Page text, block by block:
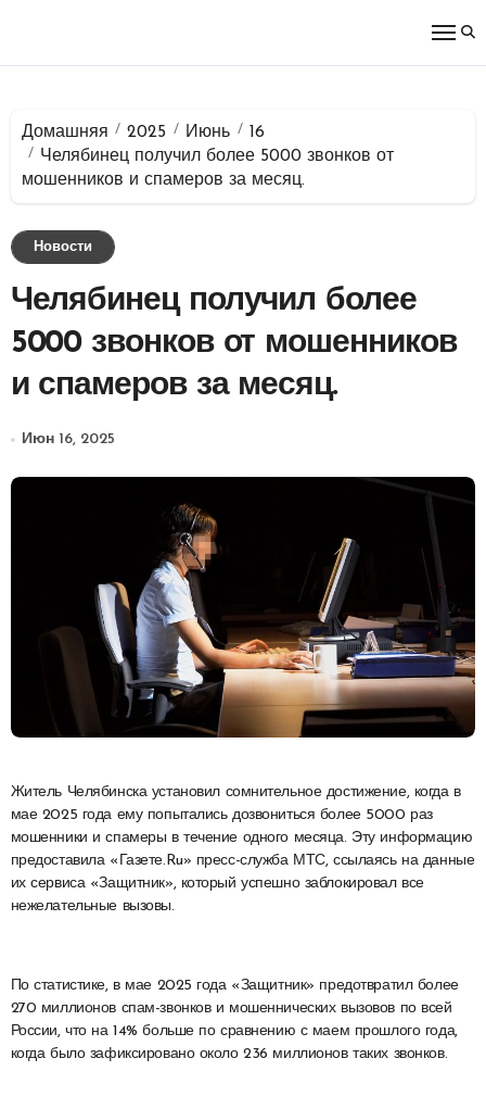
Домашняя 2025 Июнь
16
Челябинец получил более 5000 звонков от
мошенников и спамеров за месяц.
Новости
Челябинец получил более
5000 звонков от мошенников
и спамеров за месяц.
Июн 16, 2025
Житель Челябинска установил сомнительное достижение, когда в
мае 2025 года ему попытались дозвониться более 5000 раз
мошенники и спамеры в течение одного месяца. Эту информацию
предоставила «Газете.Ru» пресс-служба МТС, ссылаясь на данные
их сервиса «Защитник», который успешно заблокировал все
нежелательные вызовы.
По статистике, в мае 2025 года «Защитник» предотвратил более
270 миллионов спам-звонков и мошеннических вызовов по всей
России, что на 14% больше по сравнению с маем прошлого года,
когда было зафиксировано около 236 миллионов таких звонков.